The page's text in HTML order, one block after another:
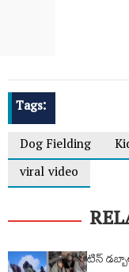
Tags:
Dog Fielding
viral video
టిన్